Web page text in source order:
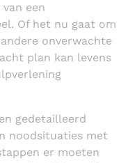
een
Of het nu gaat om
onverwachte
plan kan levens
gedetailleerd
noodsituaties met
er moeten